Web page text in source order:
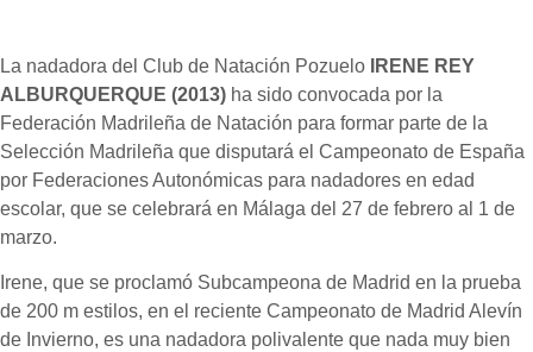
La nadadora del Club de Natación Pozuelo
IRENE REY
ALBURQUERQUE (2013) ha sido convocada por la
Federación Madrileña de Natación para formar parte de la
Selección Madrileña que disputará el Campeonato de España
por Federaciones Autonómicas para nadadores en edad
escolar, que se celebrará en Málaga del 27 de febrero al 1 de
marzo.
Irene, que se proclamó Subcampeona de Madrid en la prueba
de 200 m estilos, en el reciente Campeonato de Madrid Alevín
de Invierno, es una nadadora polivalente que nada muy bien